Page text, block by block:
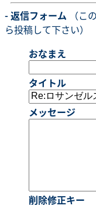
- 返信フォーム （こ
ら投稿して下さい）
おなまえ
タイトル
メッセージ
削除修正キー